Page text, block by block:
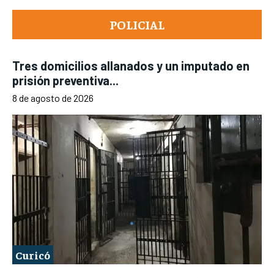
POLICIAL
Tres domicilios allanados y un imputado en
prisión preventiva...
8 de agosto de 2026
Curicó